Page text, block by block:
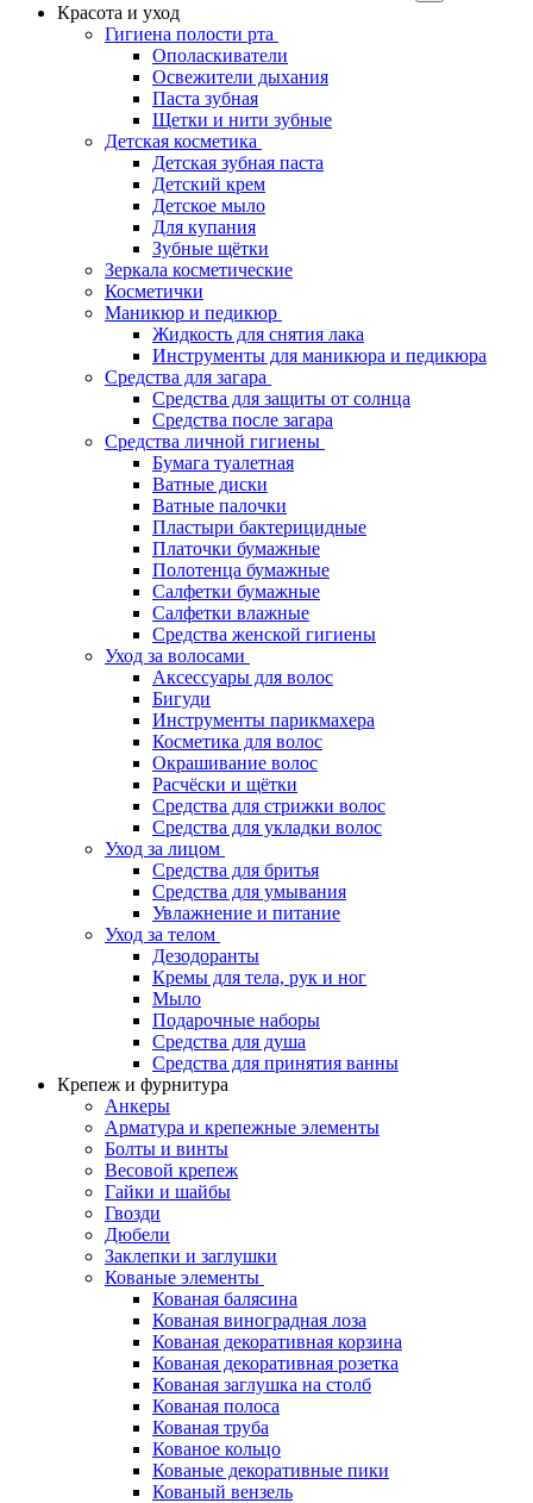
Красота и уход
Гигиена полости рта
Ополаскиватели
Освежители дыхания
Паста зубная
Щетки и нити зубные
Детская косметика
Детская зубная паста
Детский крем
Детское мыло
Для купания
Зубные щётки
Зеркала косметические
Косметички
Маникюр и педикюр
Жидкость для снятия лака
Инструменты для маникюра и педикюра
Средства для загара
Средства для защиты от солнца
Средства после загара
Средства личной гигиены
Бумага туалетная
Ватные диски
Ватные палочки
Пластыри бактерицидные
Платочки бумажные
Полотенца бумажные
Салфетки бумажные
Салфетки влажные
Средства женской гигиены
Уход за волосами
Аксессуары для волос
Бигуди
Инструменты парикмахера
Косметика для волос
Окрашивание волос
Расчёски и щётки
Средства для стрижки волос
Средства для укладки волос
Уход за лицом
Средства для бритья
Средства для умывания
Увлажнение и питание
Уход за телом
Дезодоранты
Кремы для тела, рук и ног
Мыло
Подарочные наборы
Средства для душа
Средства для принятия ванны
Крепеж и фурнитура
Анкеры
Арматура и крепежные элементы
Болты и винты
Весовой крепеж
Гайки и шайбы
Гвозди
Дюбели
Заклепки и заглушки
Кованые элементы
Кованая балясина
Кованая виноградная лоза
Кованая декоративная корзина
Кованая декоративная розетка
Кованая заглушка на столб
Кованая полоса
Кованая труба
Кованое кольцо
Кованые декоративные пики
Кованый вензель